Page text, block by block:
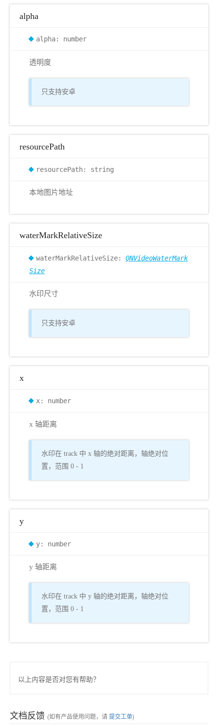
alpha
alpha: number
透明度
只支持安卓
resourcePath
resourcePath: string
本地图片地址
waterMarkRelativeSize
waterMarkRelativeSize: QNVideoWaterMark
Size
水印尺寸
只支持安卓
x
x: number
x 轴距离
水印在 track 中 x 轴的绝对距离，轴绝对位
置，范围 0 - 1
y
y: number
y 轴距离
水印在 track 中 y 轴的绝对距离，轴绝对位
置，范围 0 - 1
以上内容是否对您有帮助？
文档反馈 (如有产品使用问题，请提交工单)